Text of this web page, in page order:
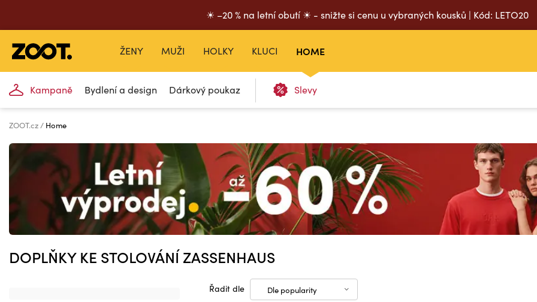
☀ –20 % na letní obutí ☀ - snižte si cenu u vybraných kousků | Kód: LETO20
ŽENY MUŽI HOLKY KLUCI HOME
Kampaně Bydlení a design Dárkový poukaz Slevy
ZOOT.cz Home
DOPLŇKY KE STOLOVÁNÍ ZASSENHAUS
Řadit dle Dle popularity